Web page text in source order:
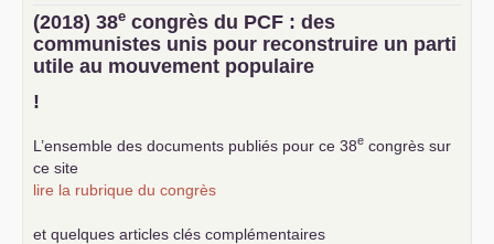
(2018) 38e congrès du PCF : des
communistes unis pour reconstruire un parti
utile au mouvement populaire
!
L’ensemble des documents publiés pour ce 38e congrès sur
ce site
lire la rubrique du congrès
et quelques articles clés complémentaires